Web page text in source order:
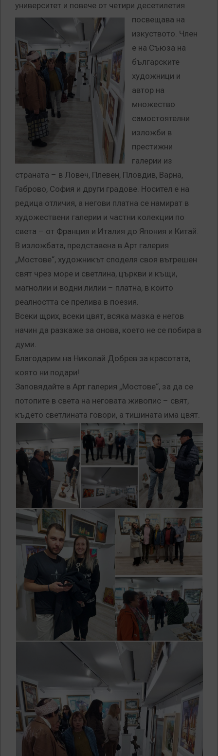
университет и повече от четири десетилетия
посвещава на
изкуството. Член
е на Съюза на
българските
художници и
автор на
множество
самостоятелни
изложби в
престижни
галерии из
страната – в Ловеч, Плевен, Пловдив, Варна,
Габрово, София и други градове. Носител е на
редица отличия, а негови платна се намират в
художествени галерии и частни колекции по
света – от Франция и Италия до Япония и Китай.
В изложбата, представена в Арт галерия
„Мостове“, художникът споделя своя вътрешен
свят чрез море и светлина, църкви и къщи,
магнолии и водни лилии – платна, в които
реалността се прелива в поезия.
Всеки щрих, всеки цвят, всяка мазка е негов
начин да разкаже за онова, което не се побира в
думи.
Благодарим на Николай Добрев за красотата,
която ни подари!
Заповядайте в Арт галерия „Мостове“, за да се
потопите в света на неговата живопис – свят,
където светлината говори, а тишината има цвят.